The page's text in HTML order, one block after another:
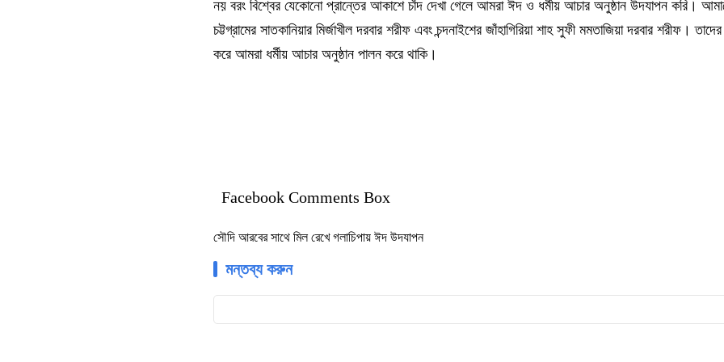
নয় বরং বিশ্বের যেকোনো প্রান্তের আকাশে চাঁদ দেখা গেলে আমরা ঈদ ও ধর্মীয় আচার অনুষ্ঠান উদযাপন করি।
চট্টগ্রামের সাতকানিয়ার মির্জাখীল দরবার শরীফ এবং চন্দনাইশের জাঁহাগিরিয়া শাহ সুফী মমতাজিয়া দরবার শরীফ।
করে আমরা ধর্মীয় আচার অনুষ্ঠান পালন করে থাকি।
Facebook Comments Box
সৌদি আরবের সাথে মিল রেখে গলাচিপায় ঈদ উদযাপন
মন্তব্য করুন